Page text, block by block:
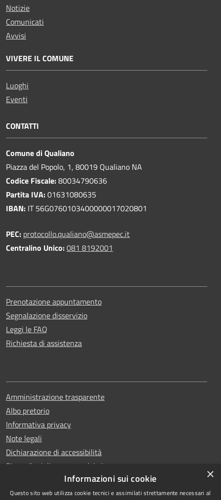
Notizie
Comunicati
Avvisi
VIVERE IL COMUNE
Luoghi
Eventi
CONTATTI
Comune di Qualiano
Piazza del Popolo, 1, 80019 Qualiano NA
Codice Fiscale:80034790636
Partita IVA:01631080635
IBAN: IT 56G0760103400000017020801
PEC: protocollo.qualiano@asmepec.it
Centralino Unico:081 8192001
Prenotazione appuntamento
Segnalazione disservizio
Leggi le FAQ
Richiesta di assistenza
Amministrazione trasparente
Albo pretorio
Informativa privacy
Note legali
Dichiarazione di accessibilità
Piano di miglioramento del sito
×
Informazioni sui cookie
Questo sito web utilizza cookie tecnici e assimilati strettamente necessari al